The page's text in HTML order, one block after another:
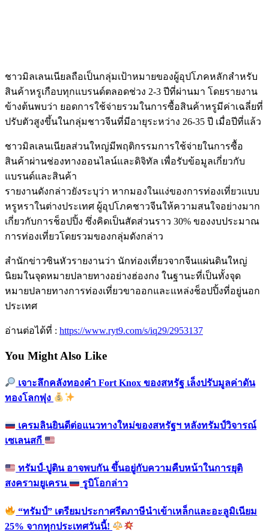
ชาวมิลเลนเนียลถือเป็นกลุ่มเป้าหมายของผู้อุปโภคหลักสำหรับ
สินค้าหรูเกือบทุกแบรนด์ตลอดช่วง 2-3 ปีที่ผ่านมา โดยรายงาน
ข้างต้นพบว่า ยอดการใช้จ่ายรวมในการซื้อสินค้าหรูมีค่าเฉลี่ยที่
ปรับตัวสูงขึ้นในกลุ่มชาวจีนที่มีอายุระหว่าง 26-35 ปี เมื่อปีที่แล้ว
ชาวมิลเลนเนียลส่วนใหญ่มีพฤติกรรมการใช้จ่ายในการซื้อ
สินค้าผ่านช่องทางออนไลน์และดิจิทัล เพื่อรับข้อมูลเกี่ยวกับ
แบรนด์และสินค้า
รายงานดังกล่าวยังระบุว่า หากมองในแง่ของการท่องเที่ยวแบบ
หรูหราในต่างประเทศ ผู้อุปโภคชาวจีนให้ความสนใจอย่างมาก
เกี่ยวกับการช็อปปิ้ง ซึ่งคิดเป็นสัดส่วนราว 30% ของงบประมาณ
การท่องเที่ยวโดยรวมของกลุ่มดังกล่าว
สำนักข่าวซินหัวรายงานว่า นักท่องเที่ยวจากจีนแผ่นดินใหญ่
นิยมในจุดหมายปลายทางอย่างฮ่องกง ในฐานะที่เป็นทั้งจุด
หมายปลายทางการท่องเที่ยวขาออกและแหล่งช็อปปิ้งที่อยู่นอก
ประเทศ
อ่านต่อได้ที่ : https://www.ryt9.com/s/iq29/2953137
You Might Also Like
เจาะลึกคลังทองคำ Fort Knox ของสหรัฐ เล็งปรับมูลค่าดัน
ทองโลกพุ่ง
เครมลินยินดีต่อแนวทางใหม่ของสหรัฐฯ หลังทรัมป์วิจารณ์
เซเลนสกี
ทรัมป์-ปูติน อาจพบกัน ขึ้นอยู่กับความคืบหน้าในการยุติ
สงครามยูเครน
รูบิโอกล่าว
“ทรัมป์” เตรียมประกาศรีดภาษีนำเข้าเหล็กและอะลูมิเนียม
25% จากทุกประเทศวันนี้!